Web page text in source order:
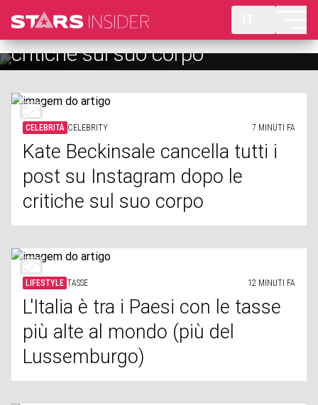
post su Instagram dopo le
critiche sul suo corpo
più alte al mondo (più del
Lussemburgo)
CELEBRITÀ CELEBRITY 7 MINUTI FA
Kate Beckinsale cancella tutti i
post su Instagram dopo le
critiche sul suo corpo
LIFESTYLE TASSE 12 MINUTI FA
L'Italia è tra i Paesi con le tasse
più alte al mondo (più del
Lussemburgo)